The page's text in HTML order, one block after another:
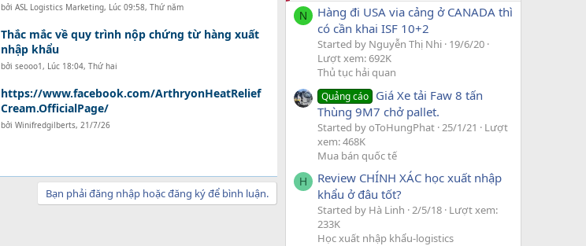
bởi ASL Logistics Marketing, Lúc 09:58, Thứ năm
Thắc mắc về quy trình nộp chứng từ hàng xuất
nhập khẩu
bởi seooo1 , Lúc 18:04, Thứ hai
https://www.facebook.com/ArthryonHeatRelief
Cream.OfficialPage/
bởi Winifredgilberts, 21/7/26
Bạn phải đăng nhập hoặc đăng ký để bình luận.
N
Hàng đi USA via cảng ở CANADA thì
có cần khai ISF 10+2
Started by Nguyễn Thị Nhi 19/6/20
Lượt xem: 692K
Thủ tục hải quan
Quảng cáo Giá Xe tải Faw 8 tấn
Thùng 9M7 chở pallet.
Started by oToHungPhat 25/1/21
Lượt
xem: 468K
Mua bán quốc tế
H
Review CHÍNH XÁC học xuất nhập
khẩu ở đâu tốt?
Started by Hà Linh 2/5/18 Lượt xem:
233K
Học xuất nhập khẩu-logistics